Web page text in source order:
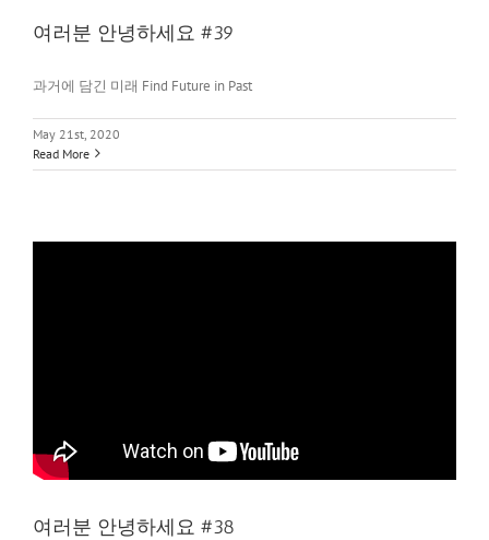
여러분 안녕하세요 #39
과거에 담긴 미래 Find Future in Past
May 21st, 2020
Read More
여러분 안녕하세요 #38